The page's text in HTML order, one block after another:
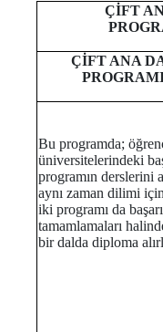
ÇİFT
ÇİFT ANA
Bu programda;
üniversitelerindeki
programın derslerini
aynı zaman dilimi
iki programı da
tamamlamaları
bir dalda diploma